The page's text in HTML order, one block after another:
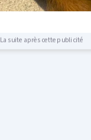
La suite après cette publicité